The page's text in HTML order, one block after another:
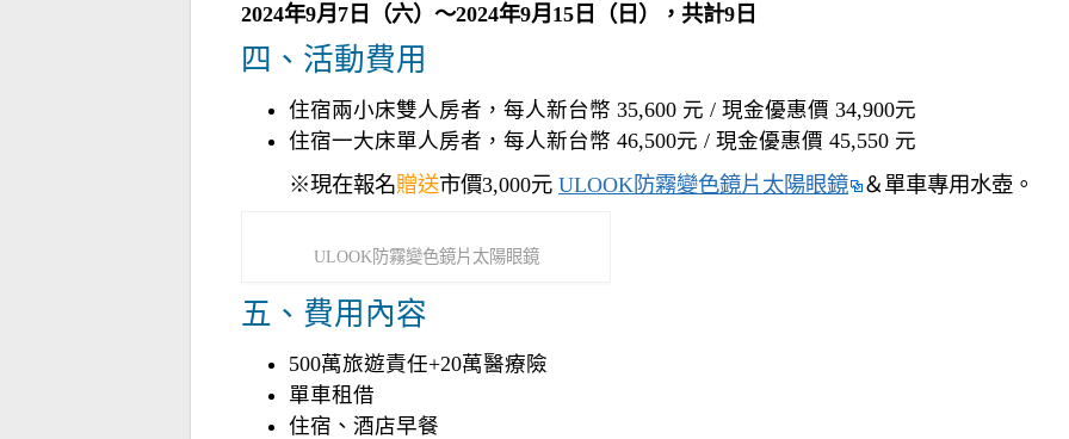
2024年9月7日（六）～2024年9月15日（日），共計9日
四、活動費用
住宿兩小床雙人房者，每人新台幣 35,600 元 / 現金優惠價 34,900元
住宿一大床單人房者，每人新台幣 46,500元 / 現金優惠價 45,550 元
※現在報名贈送市價3,000元 ULOOK防霧變色鏡片太陽眼鏡 ＆單車專用水壺。
ULOOK防霧變色鏡片太陽眼鏡
五、費用內容
500萬旅遊責任+20萬醫療險
單車租借
住宿、酒店早餐